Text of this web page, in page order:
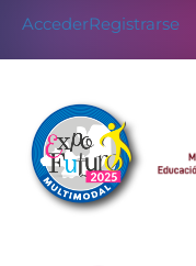
AccederRegistrarse